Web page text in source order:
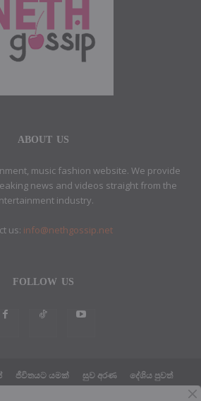
ABOUT US
music fashion website. We provide
news and videos straight from the
industry.
us: info@nethgossip.net
FOLLOW US
ජීවිතයට යමක් සුව අරණ
දේශිය පුවත්